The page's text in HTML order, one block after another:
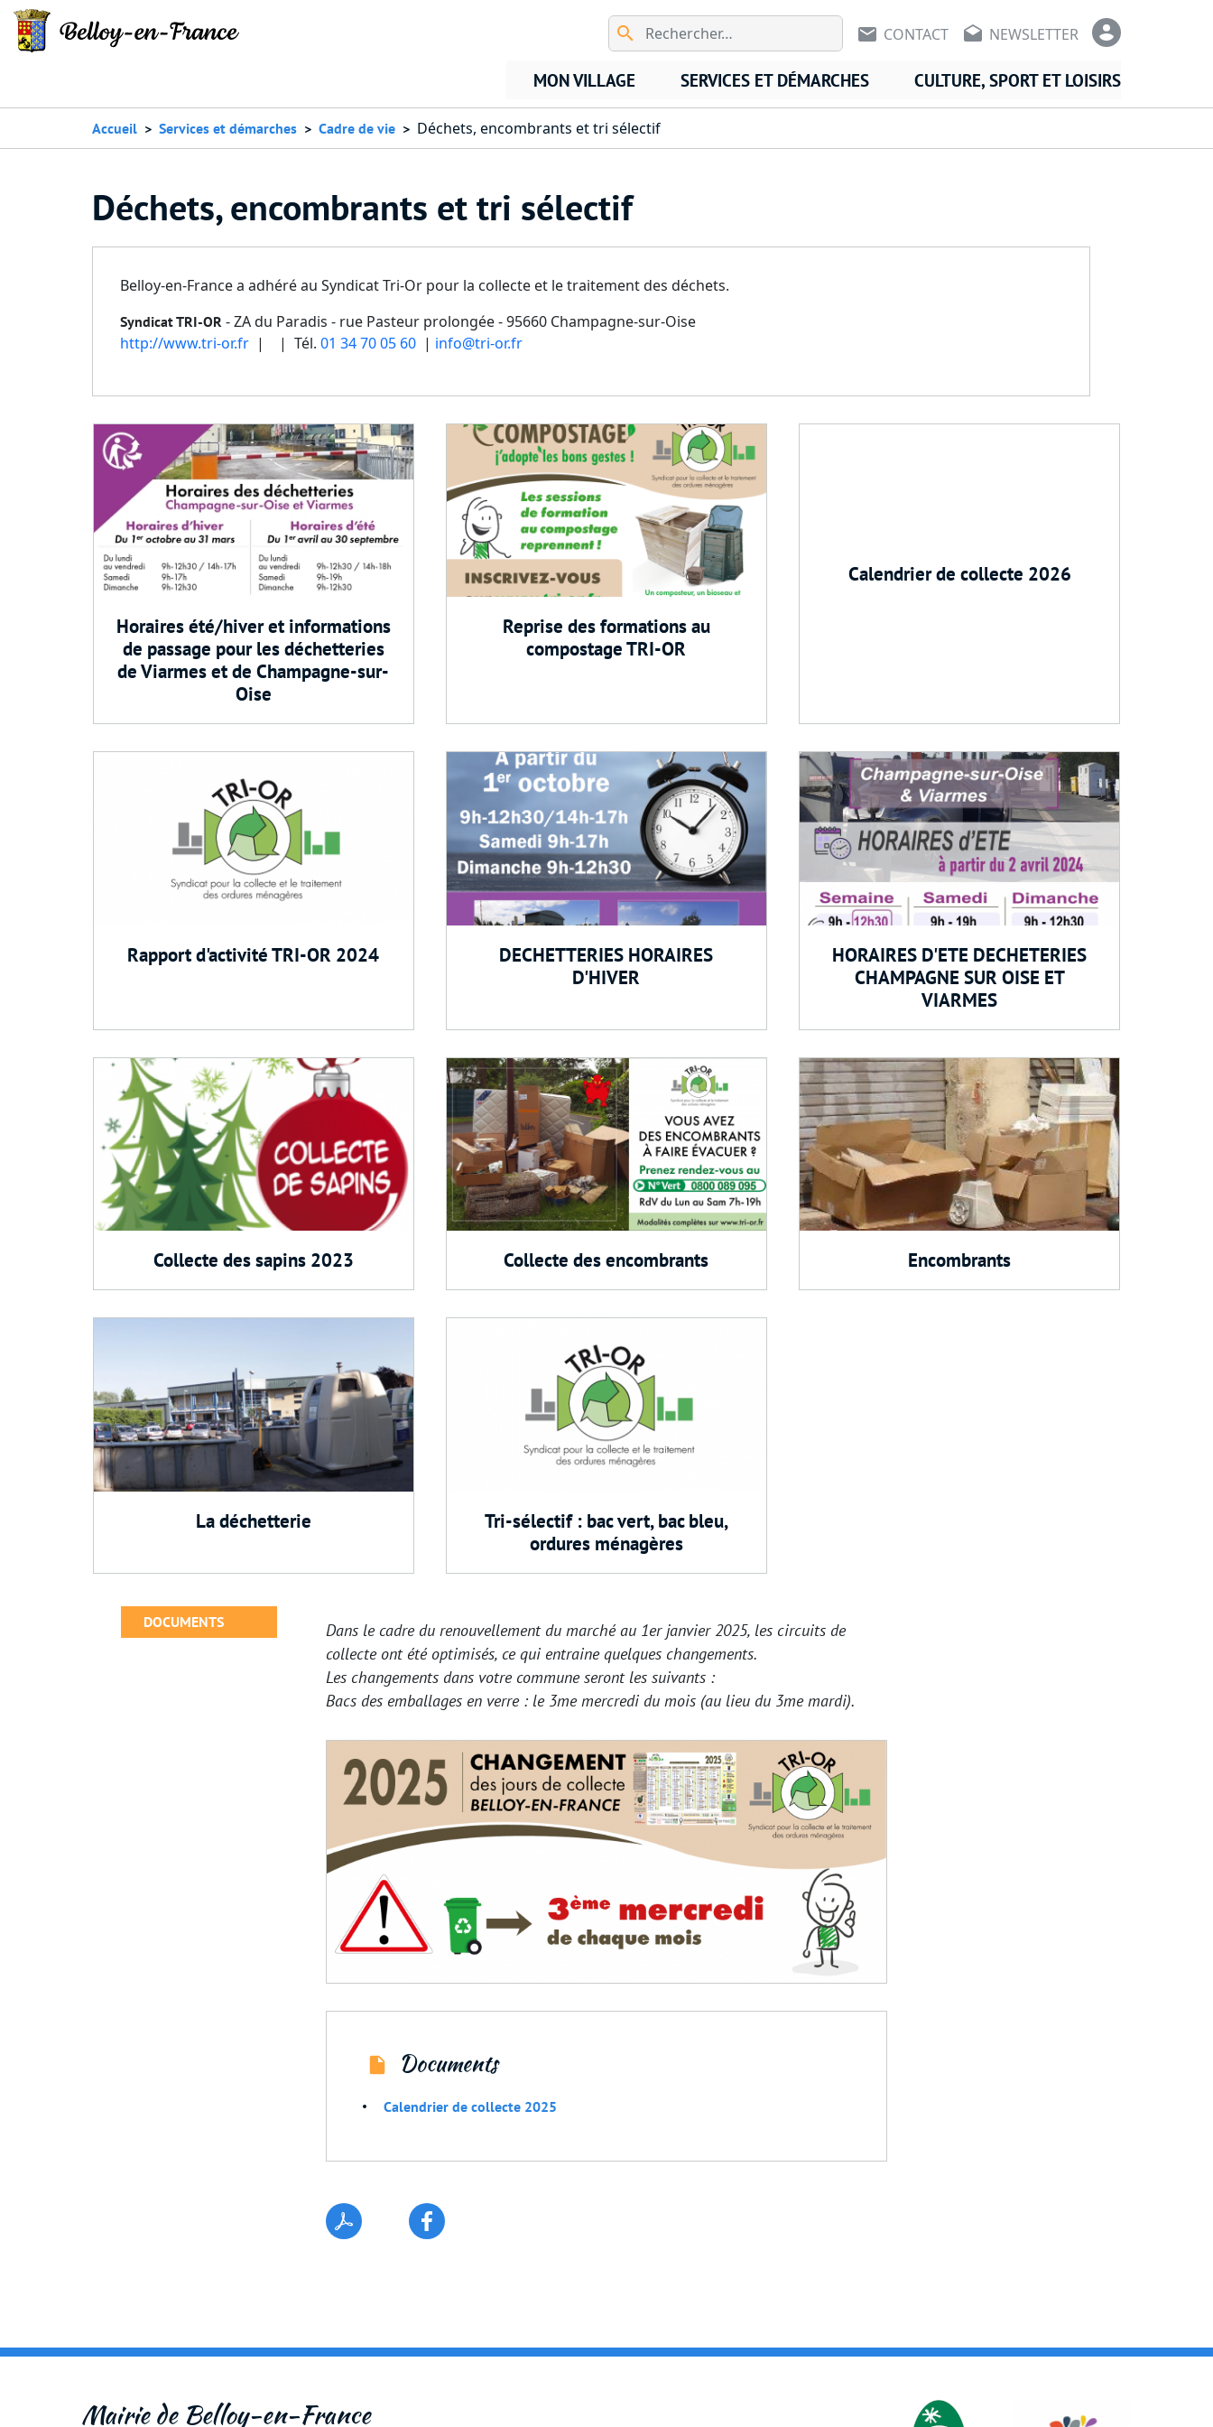
En-tête -
En-tête - Communication
CONTACT NEWSLETTER
MON VILLAGE SERVICES ET DÉMARCHES CULTURE, SPORT ET LOISIRS
Accueil Services et démarches Cadre de vie Déchets, encombrants et tri sélectif
Déchets, encombrants et tri sélectif
Belloy-en-France a adhéré au Syndicat Tri-Or pour la collecte et le traitement des déchets.
Syndicat TRI-OR - ZA du Paradis - rue Pasteur prolongée - 95660 Champagne-sur-Oise
http://www.tri-or.fr | | Tél. 01 34 70 05 60 | info@tri-or.fr
Horaires été/hiver et informations
de passage pour les déchetteries
de Viarmes et de Champagne-sur-
Oise
Reprise des formations au
compostage TRI-OR
Calendrier de collecte 2026
Rapport d'activité TRI-OR 2024
DECHETTERIES HORAIRES
D'HIVER
HORAIRES D'ETE DECHETERIES
CHAMPAGNE SUR OISE ET
VIARMES
Collecte des sapins 2023 Collecte des encombrants Encombrants
La déchetterie
Tri-sélectif : bac vert, bac bleu,
ordures ménagères
DOCUMENTS
Dans le cadre du renouvellement du marché au 1er janvier 2025, les circuits de
collecte ont été optimisés, ce qui entraine quelques changements.
Les changements dans votre commune seront les suivants :
Bacs des emballages en verre : le 3me mercredi du mois (au lieu du 3me mardi).
Documents
Calendrier de collecte 2025
Mairie de Belloy-en-France